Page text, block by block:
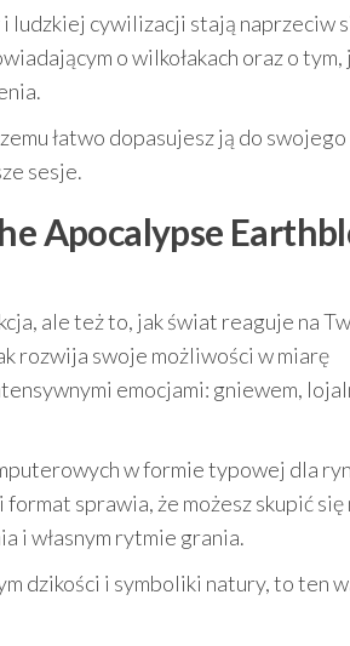
ludzkiej cywilizacji stają naprzeciw
o wilkołakach oraz o tym,
łatwo dopasujesz ją do
sesje.
Apocalypse
ale też to, jak świat reaguje na
rozwija swoje możliwości w miarę
emocjami: gniewem,
w formie typowej dla
format sprawia, że możesz skupić się
i własnym rytmie grania.
dzikości i symboliki natury, to ten